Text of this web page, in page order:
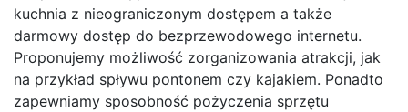
kuchnia z nieograniczonym dostępem a także
darmowy dostęp do bezprzewodowego internetu.
Proponujemy możliwość zorganizowania atrakcji, jak
na przykład spływu pontonem czy kajakiem. Ponadto
zapewniamy sposobność pożyczenia sprzętu